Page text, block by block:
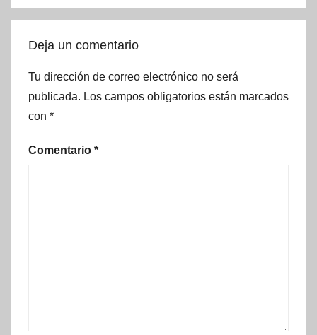
Deja un comentario
Tu dirección de correo electrónico no será
publicada. Los campos obligatorios están marcados
con *
Comentario *